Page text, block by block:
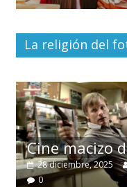
La religión del
El
tierray el
pueblos
30 junio, 2026